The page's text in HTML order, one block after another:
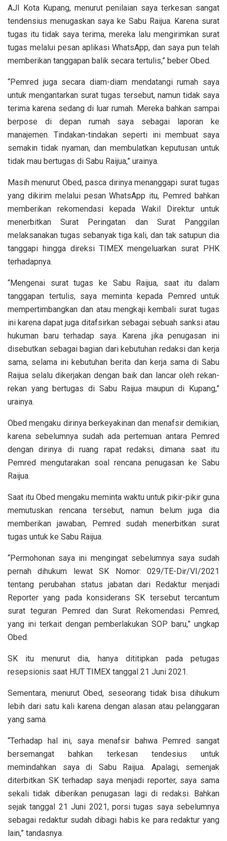
AJI Kota Kupang, menurut penilaian saya terkesan sangat
tendensius menugaskan saya ke Sabu Raijua. Karena surat
tugas itu tidak saya terima, mereka lalu mengirimkan surat
tugas melalui pesan aplikasi WhatsApp, dan saya pun telah
memberikan tanggapan balik secara tertulis,” beber Obed.
“Pemred juga secara diam-diam mendatangi rumah saya
untuk mengantarkan surat tugas tersebut, namun tidak saya
terima karena sedang di luar rumah. Mereka bahkan sampai
berpose di depan rumah saya sebagai laporan ke
manajemen. Tindakan-tindakan seperti ini membuat saya
semakin tidak nyaman, dan membulatkan keputusan untuk
tidak mau bertugas di Sabu Raijua,” urainya.
Masih menurut Obed, pasca dirinya menanggapi surat tugas
yang dikirim melalui pesan WhatsApp itu, Pemred bahkan
memberikan rekomendasi kepada Wakil Direktur untuk
menerbitkan Surat Peringatan dan Surat Panggilan
melaksanakan tugas sebanyak tiga kali, dan tak satupun dia
tanggapi hingga direksi TIMEX mengeluarkan surat PHK
terhadapnya.
“Mengenai surat tugas ke Sabu Raijua, saat itu dalam
tanggapan tertulis, saya meminta kepada Pemred untuk
mempertimbangkan dan atau mengkaji kembali surat tugas
ini karena dapat juga ditafsirkan sebagai sebuah sanksi atau
hukuman baru terhadap saya. Karena jika penugasan ini
disebutkan sebagai bagian dari kebutuhan redaksi dan kerja
sama, selama ini kebutuhan berita dan kerja sama di Sabu
Raijua selalu dikerjakan dengan baik dan lancar oleh rekan-
rekan yang bertugas di Sabu Raijua maupun di Kupang,”
urainya.
Obed mengaku dirinya berkeyakinan dan menafsir demikian,
karena sebelumnya sudah ada pertemuan antara Pemred
dengan dirinya di ruang rapat redaksi, dimana saat itu
Pemred mengutarakan soal rencana penugasan ke Sabu
Raijua.
Saat itu Obed mengaku meminta waktu untuk pikir-pikir guna
memutuskan rencana tersebut, namun belum juga dia
memberikan jawaban, Pemred sudah menerbitkan surat
tugas untuk ke Sabu Raijua.
“Permohonan saya ini mengingat sebelumnya saya sudah
pernah dihukum lewat SK Nomor: 029/TE-Dir/VI/2021
tentang perubahan status jabatan dari Redaktur menjadi
Reporter yang pada konsiderans SK tersebut tercantum
surat teguran Pemred dan Surat Rekomendasi Pemred,
yang ini terkait dengan pemberlakukan SOP baru,” ungkap
Obed.
SK itu menurut dia, hanya dititipkan pada petugas
resepsionis saat HUT TIMEX tanggal 21 Juni 2021.
Sementara, menurut Obed, seseorang tidak bisa dihukum
lebih dari satu kali karena dengan alasan atau pelanggaran
yang sama.
“Terhadap hal ini, saya menafsir bahwa Pemred sangat
bersemangat bahkan terkesan tendesius untuk
memindahkan saya di Sabu Raijua. Apalagi, semenjak
diterbitkan SK terhadap saya menjadi reporter, saya sama
sekali tidak diberikan penugasan lagi di redaksi. Bahkan
sejak tanggal 21 Juni 2021, porsi tugas saya sebelumnya
sebagai redaktur sudah dibagi habis ke para redaktur yang
lain,” tandasnya.